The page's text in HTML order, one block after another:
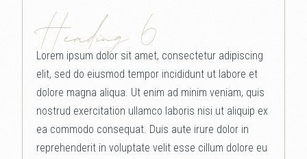
Heading 6
Lorem ipsum dolor sit amet, consectetur adipiscing
elit, sed do eiusmod tempor incididunt ut labore et
dolore magna aliqua. Ut enim ad minim veniam, quis
nostrud exercitation ullamco laboris nisi ut aliquip ex
ea commodo consequat. Duis aute irure dolor in
reprehenderit in voluptate velit esse cillum dolore eu